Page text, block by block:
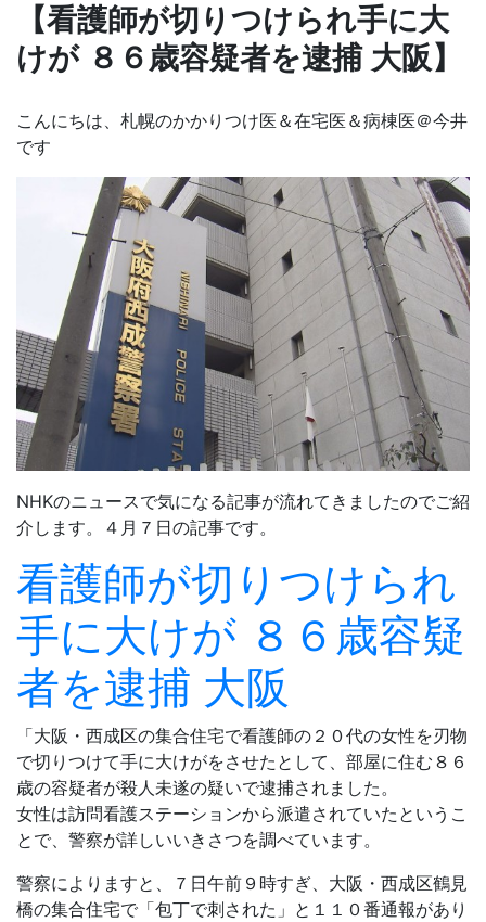
【看護師が切りつけられ手に大
けが ８６歳容疑者を逮捕 大阪】
こんにちは、札幌のかかりつけ医＆在宅医＆病棟医＠今井
です
NHKのニュースで気になる記事が流れてきましたのでご紹
介します。４月７日の記事です。
看護師が切りつけられ
手に大けが ８６歳容疑
者を逮捕 大阪
「大阪・西成区の集合住宅で看護師の２０代の女性を刃物
で切りつけて手に大けがをさせたとして、部屋に住む８６
歳の容疑者が殺人未遂の疑いで逮捕されました。
女性は訪問看護ステーションから派遣されていたというこ
とで、警察が詳しいいきさつを調べています。
警察によりますと、７日午前９時すぎ、大阪・西成区鶴見
橋の集合住宅で「包丁で刺された」と１１０番通報があり